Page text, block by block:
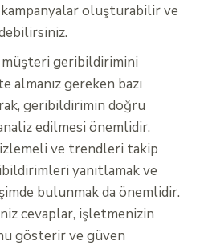
oluşturabilir ve
müşteri geribildirimini
gereken bazı
geribildirimin doğru
edilmesi önemlidir.
ve trendleri takip
yanıtlamak ve
bulunmak da önemlidir.
cevaplar, işletmenizin
gösterir ve güven